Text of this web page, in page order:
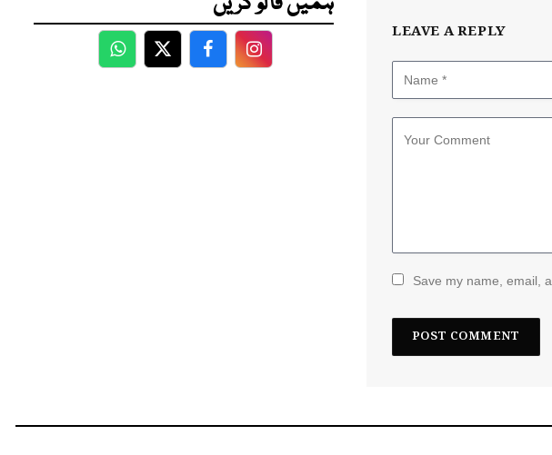
LEAVE A REPLY
Save my name, email,
WhatsApp
TwitterFacebookFacebook